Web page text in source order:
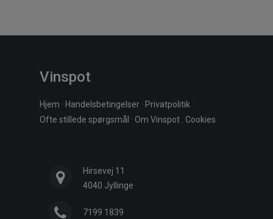
Vinspot
Hjem · Handelsbetingelser · Privatpolitik ·
Ofte stillede spørgsmål · Om Vinspot Cookies
Hirsevej 11
4040 Jyllinge
7199 1839